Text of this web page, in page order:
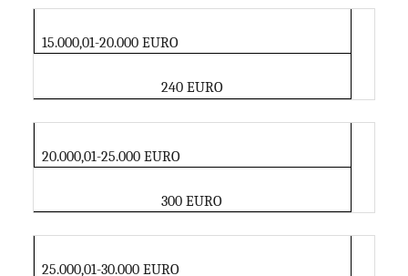
15.000,01-20.000 EURO
240 EURO
20.000,01-25.000 EURO
300 EURO
25.000,01-30.000 EURO